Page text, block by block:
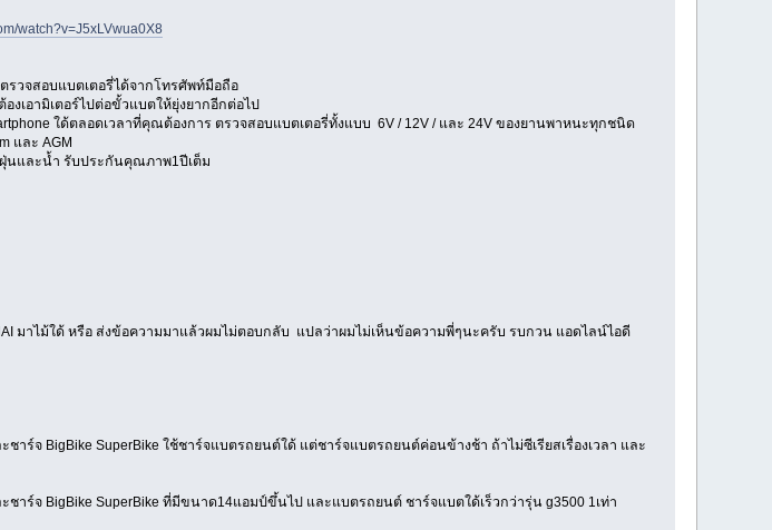
watch?v=J5xLVwua0X8
ตรวจสอบแบตเตอรี่ได้จากโทรศัพท์มือถือ
งเอามิเตอร์ไปต่อขั้วแบตให้ยุ่งยากอีกต่อไป
ใด้ตลอดเวลาที่คุณต้องการ ตรวจสอบแบตเตอรี่ทั้งแบบ 6V / 12V / และ 24V ของยานพาหนะทุกชนิด
และ AGM
ฝุ่นและน้ำ รับประกันคุณภาพ1ปีเต็ม
มาไม้ใด้ หรือ ส่งข้อความมาแล้วผมไม่ตอบกลับ แปลว่าผมไม่เห็นข้อความพี่ๆนะครับ รบกวน แอดไลน์ไอดี
ชาร์จ BigBike SuperBike ใช้ชาร์จแบตรถยนต์ใด้ แต่ชาร์จแบตรถยนต์ค่อนข้างช้า ถ้าไม่ซีเรียสเรื่องเวลา และ
ชาร์จ BigBike SuperBike ที่มีขนาด14แอมป์ขึ้นไป และแบตรถยนต์ ชาร์จแบตใด้เร็วกว่ารุ่น g3500 1เท่า